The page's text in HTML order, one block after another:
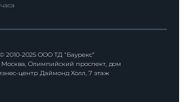
© 2010-2025 ООО ТД “Баурекс”
Москва, Олимпийский проспект, дом
центр Даймонд Холл, 7 этаж